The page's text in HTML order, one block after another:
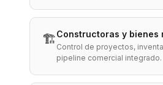
🏗️Constructoras y bienes
Control de proyectos,
pipeline comercial integrado.